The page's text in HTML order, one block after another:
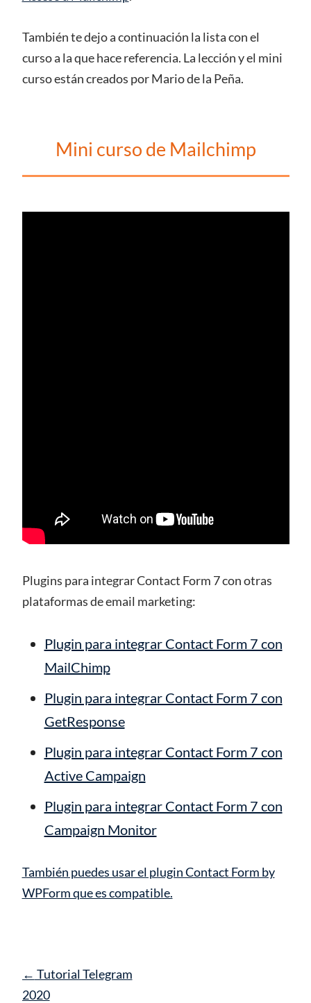
También te dejo a continuación la lista con el
curso a la que hace referencia. La lección y el mini
curso están creados por Mario de la Peña.
Mini curso de Mailchimp
Plugins para integrar Contact Form 7 con otras
plataformas de email marketing:
Plugin para integrar Contact Form 7 con
MailChimp
Plugin para integrar Contact Form 7 con
GetResponse
Plugin para integrar Contact Form 7 con
Active Campaign
Plugin para integrar Contact Form 7 con
Campaign Monitor
También puedes usar el plugin Contact Form by
WPForm que es compatible.
Navegación
de
← Tutorial Telegram
2020